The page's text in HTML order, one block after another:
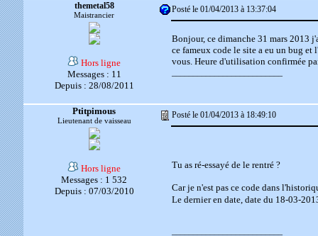
themetal58
Maistrancier
Posté le 01/04/2013 à 13:37:04
Hors ligne
Messages : 11
Depuis : 28/08/2011
Bonjour, ce dimanche 31 mars 2013
ce fameux code le site a eu un bug et
vous. Heure d'utilisation confirmée
Ptitpimous
Lieutenant de vaisseau
Posté le 01/04/2013 à 18:49:10
Hors ligne
Messages : 1 532
Depuis : 07/03/2010
Tu as ré-essayé de le rentré ?
Car je n'est pas ce code dans
Le dernier en date, date du 18-03-